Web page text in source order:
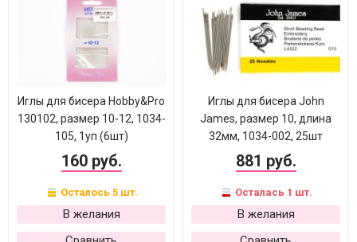
Иглы для бисера Hobby&Pro
130102, размер 10-12, 1034-
105, 1уп (6шт)
160 руб.
Осталось 5 шт.
В желания
Иглы для бисера John
James, размер 10, длина
32мм, 1034-002, 25шт
881 руб.
Осталась 1 шт.
В желания